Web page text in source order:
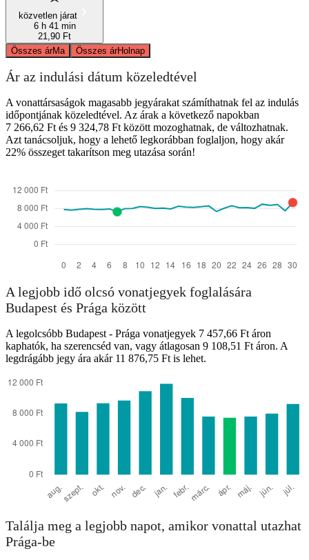
közvetlen járat
6 h 41 min
21,90 Ft
Összes árMa Összes árHolnap
Ár az indulási dátum közeledtével
A vonattársaságok magasabb jegyárakat számíthatnak fel az indulás
időpontjának közeledtével. Az árak a következő napokban
7 266,62 Ft és 9 324,78 Ft között mozoghatnak, de változhatnak.
Azt tanácsoljuk, hogy a lehető legkorábban foglaljon, hogy akár
22% összeget takarítson meg utazása során!
A legjobb idő olcsó vonatjegyek foglalására
Budapest és Prága között
A legolcsóbb Budapest - Prága vonatjegyek 7 457,66 Ft áron
kaphatók, ha szerencséd van, vagy átlagosan 9 108,51 Ft áron. A
legdrágább jegy ára akár 11 876,75 Ft is lehet.
Találja meg a legjobb napot, amikor vonattal utazhat
Prága-be